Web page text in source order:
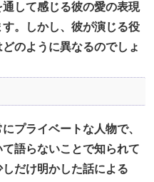
して感じる彼の愛の表現
。しかし、彼が演じる役
のように異なるのでしょ
プライベートな人物で、
語らないことで知られて
だけ明かした話による